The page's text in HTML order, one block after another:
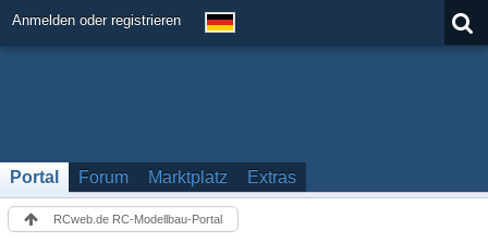
Anmelden oder registrieren
Portal Forum Marktplatz Extras
RCweb.de RC-Modellbau-Portal